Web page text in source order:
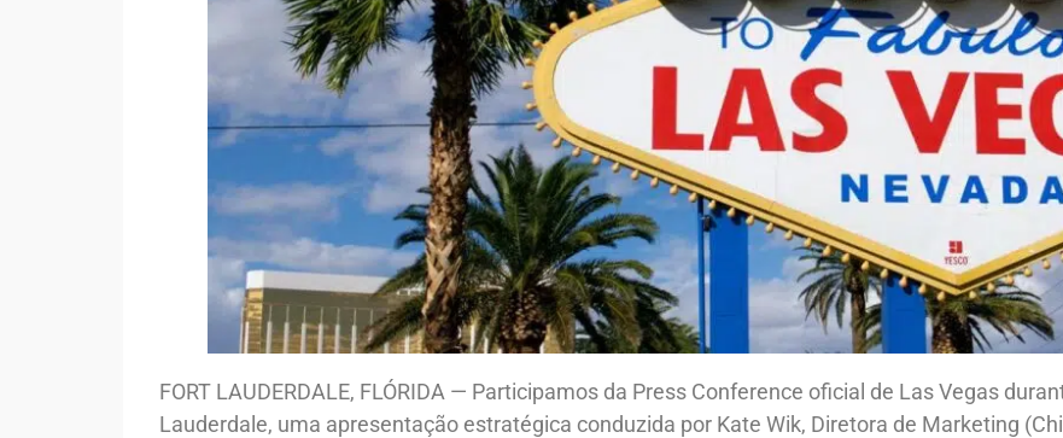
FORT LAUDERDALE, FLÓRIDA — Participamos da Press Conference oficial de Las Vegas
Lauderdale, uma apresentação estratégica conduzida por Kate Wik, Diretora de Marketing